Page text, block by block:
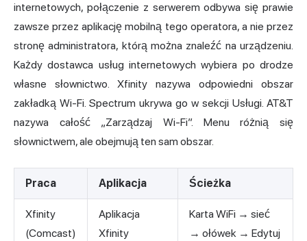
internetowych, połączenie z serwerem odbywa się prawie
zawsze przez aplikację mobilną tego operatora, a nie przez
stronę administratora, którą można znaleźć na urządzeniu.
Każdy dostawca usług internetowych wybiera po drodze
własne słownictwo. Xfinity nazywa odpowiedni obszar
zakładką Wi-Fi. Spectrum ukrywa go w sekcji Usługi. AT&T
nazywa całość „Zarządzaj Wi-Fi”. Menu różnią się
słownictwem, ale obejmują ten sam obszar.
Praca Aplikacja Ścieżka
Xfinity
(Comcast)
Aplikacja
Xfinity
Karta WiFi → sieć
→ ołówek → Edytuj